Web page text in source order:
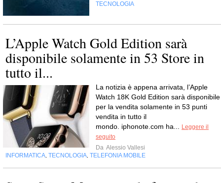
TECNOLOGIA
L’Apple Watch Gold Edition sarà
disponibile solamente in 53 Store in
tutto il...
La notizia è appena arrivata, l’Apple
Watch 18K Gold Edition sarà disponibile
per la vendita solamente in 53 punti
vendita in tutto il
mondo. iphonote.com ha...
Leggere il
seguito
Da Alessio Vallesi
INFORMATICA TECNOLOGIA TELEFONIA MOBILE